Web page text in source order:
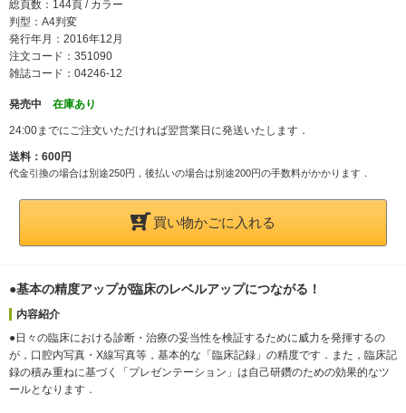
総頁数：144頁 / カラー
判型：A4判変
発行年月：2016年12月
注文コード：351090
雑誌コード：04246-12
発売中 在庫あり
24:00までにご注文いただければ翌営業日に発送いたします．
送料：600円
代金引換の場合は別途250円，後払いの場合は別途200円の手数料がかかります．
買い物かごに入れる
●基本の精度アップが臨床のレベルアップにつながる！
内容紹介
●日々の臨床における診断・治療の妥当性を検証するために威力を発揮するの
が，口腔内写真・X線写真等，基本的な「臨床記録」の精度です．また，臨床記
録の積み重ねに基づく「プレゼンテーション」は自己研鑽のための効果的なツ
ールとなります．